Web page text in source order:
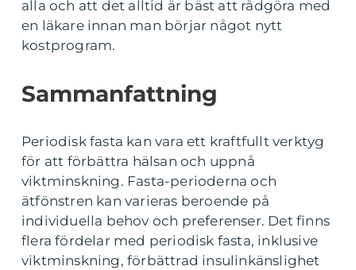
alla och att det alltid är bäst att rådgöra med
en läkare innan man börjar något nytt
kostprogram.
Sammanfattning
Periodisk fasta kan vara ett kraftfullt verktyg
för att förbättra hälsan och uppnå
viktminskning. Fasta-perioderna och
ätfönstren kan varieras beroende på
individuella behov och preferenser. Det finns
flera fördelar med periodisk fasta, inklusive
viktminskning, förbättrad insulinkänslighet